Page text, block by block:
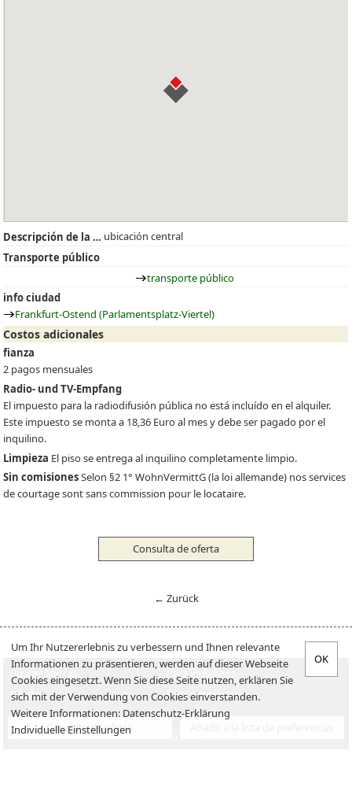
Consulta de oferta
Descripción de la situación ubicación central
Transporte público
transporte público
info ciudad
Frankfurt-Ostend (Parlamentsplatz-Viertel)
Costos adicionales
fianza
2 pagos mensuales
Radio- und TV-Empfang
El impuesto para la radiodifusión pública no está incluído en el alquiler.
Este impuesto se monta a 18,36 Euro al mes y debe ser pagado por el
inquilino.
Limpieza El piso se entrega al inquilino completamente limpio.
Sin comisionesSelon §2 1° WohnVermittG (la loi allemande) nos services
de courtage sont sans commission pour le locataire.
Consulta de oferta
← Zurück
Buscar ofertas
Para inquilinos
Oferta
Para proprietarios
Verkaufen
Empleos
Venta
Um Ihr Nutzererlebnis zu verbessern und Ihnen relevante
Informationen zu präsentieren, werden auf dieser Webseite
Cookies eingesetzt. Wenn Sie diese Seite nutzen, erklären Sie
sich mit der Verwendung von Cookies einverstanden.
Weitere Informationen: Datenschutz-Erklärung
Individuelle Einstellungen